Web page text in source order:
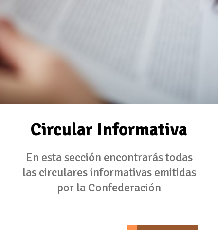
Circular Informativa
En esta sección encontrarás todas
las circulares informativas emitidas
por la Confederación